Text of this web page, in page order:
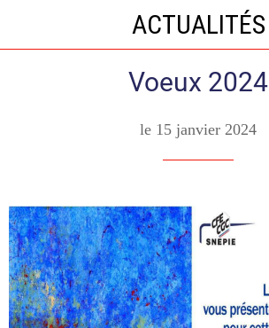
ACTUALITÉS
Voeux 2024
le 15 janvier 2024